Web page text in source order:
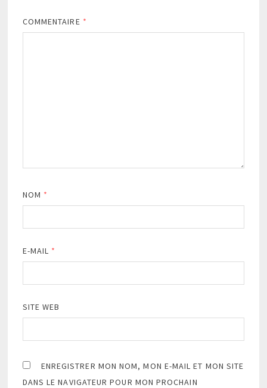
COMMENTAIRE *
NOM *
E-MAIL *
SITE WEB
ENREGISTRER MON NOM, MON E-MAIL ET MON SITE
DANS LE NAVIGATEUR POUR MON PROCHAIN